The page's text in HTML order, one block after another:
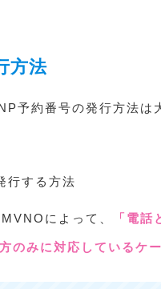
方法
予約番号の発行方法は
行する方法
によって、 「電
のみに対応しているケ